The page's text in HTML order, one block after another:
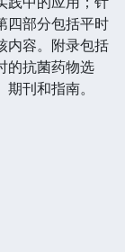
四部分包括平时
内容。附录包括
的抗菌药物选
刊和指南。